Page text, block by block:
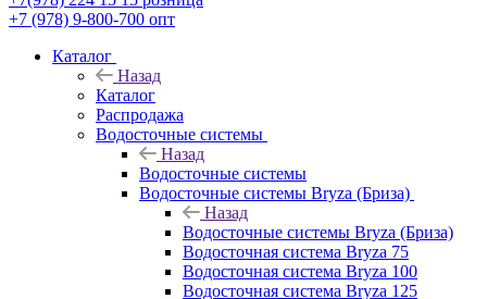
+7 (978) 9-800-700 опт
Каталог
Назад
Каталог
Распродажа
Водосточные системы
Назад
Водосточные системы
Водосточные системы Bryza (Бриза)
Назад
Водосточные системы Bryza (Бриза)
Водосточная система Bryza 75
Водосточная система Bryza 100
Водосточная система Bryza 125